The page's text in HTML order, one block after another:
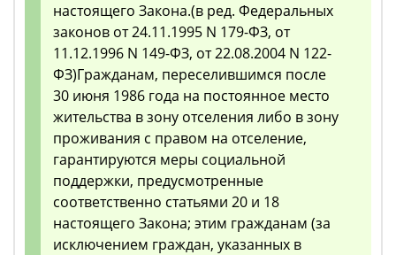
настоящего Закона.(в ред. Федеральных
законов от 24.11.1995 N 179-ФЗ, от
11.12.1996 N 149-ФЗ, от 22.08.2004 N 122-
ФЗ)Гражданам, переселившимся после
30 июня 1986 года на постоянное место
жительства в зону отселения либо в зону
проживания с правом на отселение,
гарантируются меры социальной
поддержки, предусмотренные
соответственно статьями 20 и 18
настоящего Закона; этим гражданам (за
исключением граждан, указанных в